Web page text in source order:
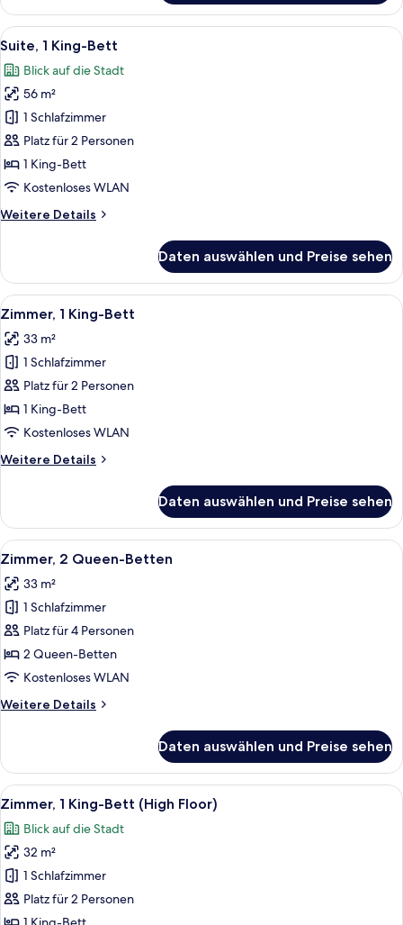
1 King-
Bett,
barrierefrei
Alle
Fotos
für
Suite,
1 King-
Bett
anzeigen
Ein modernes Hotelzimmer mit
3
Suite, 1 King-Bett
Blick auf die Stadt
56 m²
1 Schlafzimmer
Platz für 2 Personen
1 King-Bett
Kostenloses WLAN
Weitere Details
Weitere
1 King-
Bett
Daten auswählen und Preise sehen
Alle
Fotos
für
Zimmer,
1 King-
Bett
anzeigen
Ein modernes Hotelzimmer mit
5
Zimmer, 1 King-Bett
33 m²
1 Schlafzimmer
Platz für 2 Personen
1 King-Bett
Kostenloses WLAN
Weitere Details
Weitere
1 King-
Bett
Daten auswählen und Preise sehen
Alle
Fotos
für
Zimmer,
2 Queen-
Betten
anzeigen
Ein Hotelzimmer mit zwei Betten,
5
Zimmer, 2 Queen-Betten
33 m²
1 Schlafzimmer
Platz für 4 Personen
2 Queen-Betten
Kostenloses WLAN
Weitere Details
Weitere
2 Queen-
Betten
Daten auswählen und Preise sehen
Alle
Fotos
für
Zimmer,
1 King-
Bett
(High
Ein Hotelzimmer mit großem
5
Zimmer, 1 King-Bett (High Floor)
Blick auf die Stadt
32 m²
1 Schlafzimmer
Platz für 2 Personen